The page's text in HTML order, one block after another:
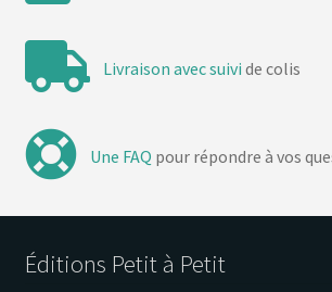
Livraison avec suivi de colis
Une FAQ pour répondre à vos
Éditions Petit à Petit